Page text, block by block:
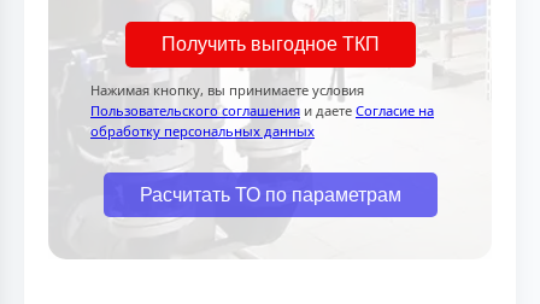
Получить выгодное ТКП
Нажимая кнопку, вы принимаете условия
Пользовательского соглашения и даете Согласие на
обработку персональных данных
Расчитать ТО по параметрам